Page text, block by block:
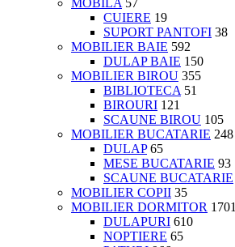
CUIERE 19
SUPORT PANTOFI 38
MOBILIER BAIE 592
DULAP BAIE 150
MOBILIER BIROU 355
BIBLIOTECA 51
BIROURI 121
SCAUNE BIROU 105
MOBILIER BUCATARIE 248
DULAP 65
MESE BUCATARIE 93
SCAUNE BUCATARIE
MOBILIER COPII 35
MOBILIER DORMITOR 1701
DULAPURI 610
NOPTIERE 65